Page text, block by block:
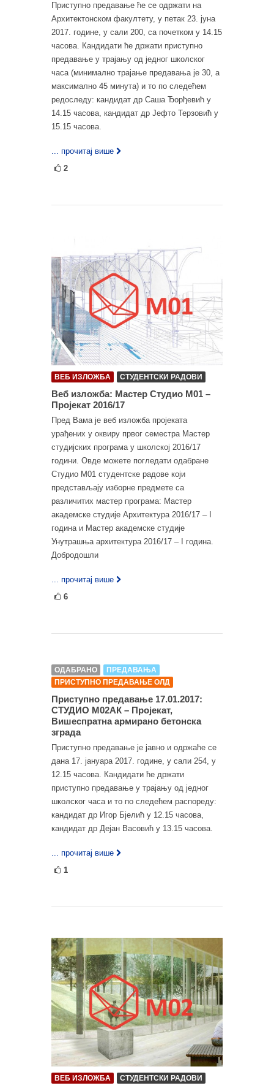
Приступно предавање ће се одржати на
Архитектонском факултету, у петак 23. јуна
2017. године, у сали 200, са почетком у 14.15
часова. Кандидати ће држати приступно
предавање у трајању од једног школског
часа (минимално трајање предавања је 30, а
максимално 45 минута) и то по следећем
редоследу: кандидат др Саша Ђорђевић у
14.15 часова, кандидат др Јефто Терзовић у
15.15 часова.
... прочитај више
2
ВЕБ ИЗЛОЖБА СТУДЕНТСКИ РАДОВИ
Веб изложба: Мастер Студио М01 –
Пројекат 2016/17
Пред Вама је веб изложба пројеката
урађених у оквиру првог семестра Мастер
студијских програма у школској 2016/17
години. Овде можете погледати одабране
Студио М01 студентске радове који
представљају изборне предмете са
различитих мастер програма: Мастер
академске студије Архитектура 2016/17 – I
година и Мастер академске студије
Унутрашња архитектура 2016/17 – I година.
Добродошли
... прочитај више
6
ОДАБРАНО
ПРЕДАВАЊА
ПРИСТУПНО ПРЕДАВАЊЕ ОЛД
Приступно предавање 17.01.2017:
СТУДИО М02АК – Пројекат,
Вишеспратна армирано бетонска
зграда
Приступно предавање је јавно и одржаће се
дана 17. јануара 2017. године, у сали 254, у
12.15 часова. Кандидати ће држати
приступно предавање у трајању од једног
школског часа и то по следећем распореду:
кандидат др Игор Бјелић у 12.15 часова,
кандидат др Дејан Васовић у 13.15 часова.
... прочитај више
1
ВЕБ ИЗЛОЖБА СТУДЕНТСКИ РАДОВИ